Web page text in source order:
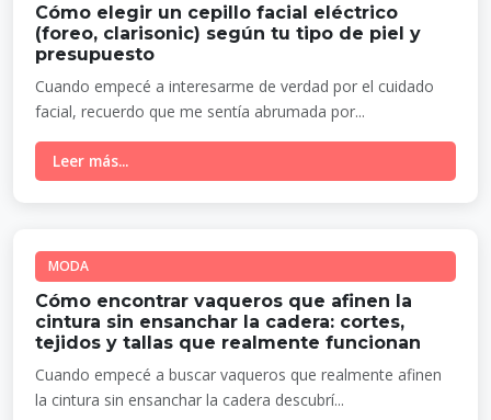
Cómo elegir un cepillo facial eléctrico
(foreo, clarisonic) según tu tipo de piel y
presupuesto
Cuando empecé a interesarme de verdad por el cuidado
facial, recuerdo que me sentía abrumada por...
Leer más...
MODA
Cómo encontrar vaqueros que afinen la
cintura sin ensanchar la cadera: cortes,
tejidos y tallas que realmente funcionan
Cuando empecé a buscar vaqueros que realmente afinen
la cintura sin ensanchar la cadera descubrí...